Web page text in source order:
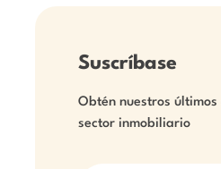
Suscríbase
Obtén nuestros
sector inmobiliario